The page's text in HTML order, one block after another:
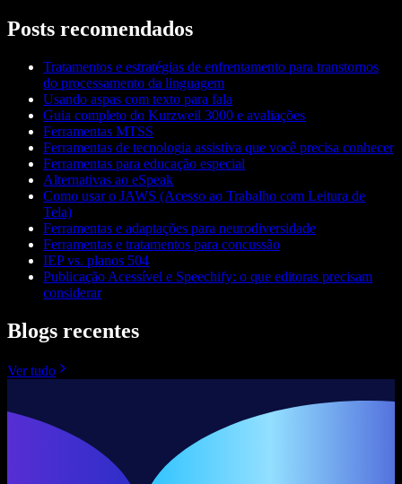
Posts recomendados
Tratamentos e estratégias de enfrentamento para transtornos
do processamento da linguagem
Usando aspas com texto para fala
Guia completo do Kurzweil 3000 e avaliações
Ferramentas MTSS
Ferramentas de tecnologia assistiva que você precisa conhecer
Ferramentas para educação especial
Alternativas ao eSpeak
Como usar o JAWS (Acesso ao Trabalho com Leitura de
Tela)
Ferramentas e adaptações para neurodiversidade
Ferramentas e tratamentos para concussão
IEP vs. planos 504
Publicação Acessível e Speechify: o que editoras precisam
considerar
Blogs recentes
Ver tudo